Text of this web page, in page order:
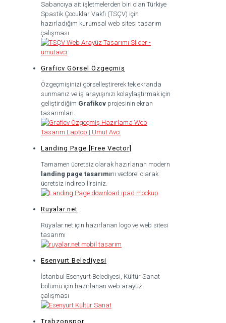
Sabancıya ait işletmelerden biri olan Türkiye
Spastik Çocuklar Vakfı (TSÇV) için
hazırladığım kurumsal web sitesi tasarım
çalışması
Graficv Görsel Özgeçmiş
Özgeçmişinizi görselleştirerek tek ekranda
sunmanız ve iş arayışınızı kolaylaştırmak için
geliştirdiğim Grafikcv projesinin ekran
tasarımları.
Landing Page [Free Vector]
Tamamen ücretsiz olarak hazırlanan modern
landing page tasarımını vectorel olarak
ücretsiz indirebilirsiniz.
Rüyalar.net
Rüyalar.net için hazırlanan logo ve web sitesi
tasarımı
Esenyurt Belediyesi
İstanbul Esenyurt Belediyesi, Kültür Sanat
bölümü için hazırlanan web arayüz
çalışması
Trabzonspor